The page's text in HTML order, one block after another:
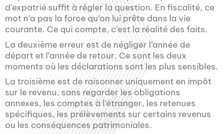
d’expatrié suffit à régler la question. En fiscalité, ce
mot n’a pas la force qu’on lui prête dans la vie
courante. Ce qui compte, c’est la réalité des faits.
La deuxième erreur est de négliger l’année de
départ et l’année de retour. Ce sont les deux
moments où les déclarations sont les plus sensibles.
La troisième est de raisonner uniquement en impôt
sur le revenu, sans regarder les obligations
annexes, les comptes à l’étranger, les retenues
spécifiques, les prélèvements sur certains revenus
ou les conséquences patrimoniales.